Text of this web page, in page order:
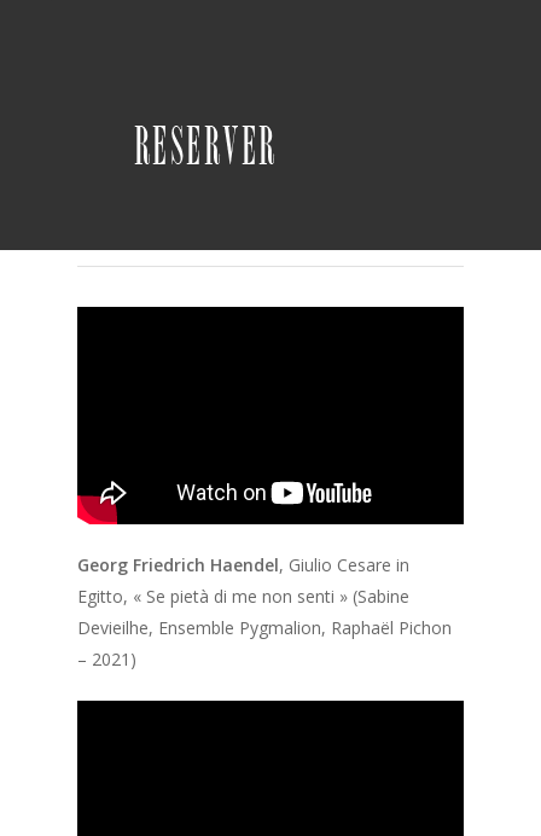
Georg Friedrich Haendel, Giulio Cesare in
Egitto, « Se pietà di me non senti » (Sabine
Devieilhe, Ensemble Pygmalion, Raphaël Pichon
– 2021 )